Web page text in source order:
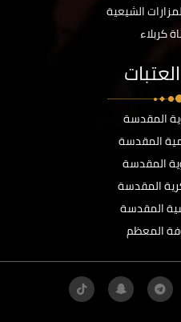
الشيعية
كربلاء
المقدسة
المقدسة
المقدسة
المقدسة
المقدسة
المعظم